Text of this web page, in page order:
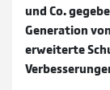
und Co.
Generation
erweiterte